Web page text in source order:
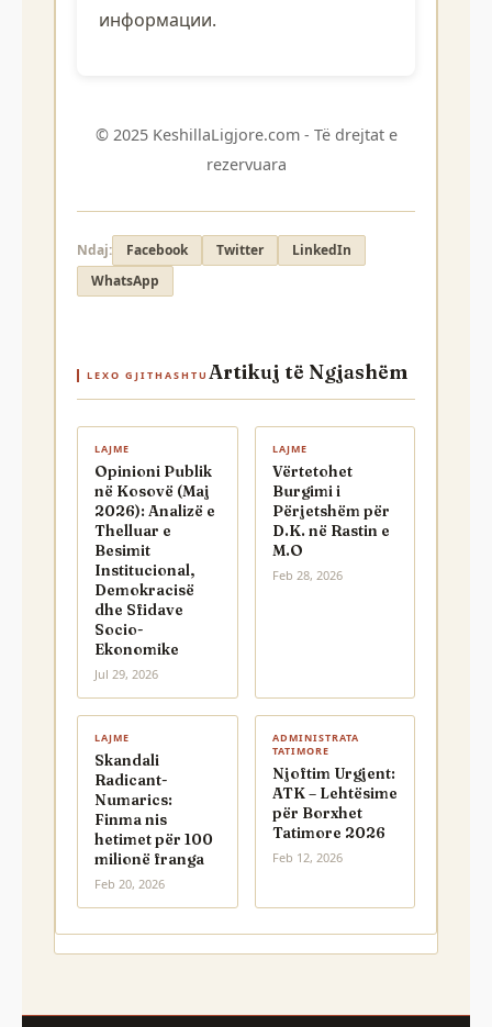
информации.
© 2025 KeshillaLigjore.com - Të drejtat e
rezervuara
Ndaj: Facebook Twitter
LinkedIn
WhatsApp
LEXO GJITHASHTU Artikuj të Ngjashëm
LAJME
Opinioni Publik
në Kosovë (Maj
2026): Analizë e
Thelluar e
Besimit
Institucional,
Demokracisë
dhe Sfidave
Socio-
Ekonomike
Jul 29, 2026
LAJME
Vërtetohet
Burgimi i
Përjetshëm për
D.K. në Rastin e
M.O
Feb 28, 2026
LAJME
Skandali
Radicant-
Numarics:
Finma nis
hetimet për 100
milionë franga
Feb 20, 2026
ADMINISTRATA
TATIMORE
Njoftim Urgjent:
ATK – Lehtësime
për Borxhet
Tatimore 2026
Feb 12, 2026